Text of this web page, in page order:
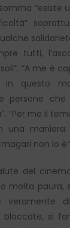
“esiste
tutti,
“A me è
in questo
persone
“Per me il
una maniera
non lo
del
molta
bloccate, si